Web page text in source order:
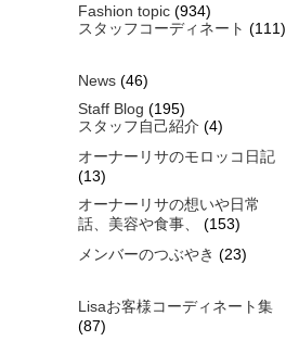
Fashion topic (934)
スタッフコーディネート (111)
News (46)
Staff Blog (195)
スタッフ自己紹介 (4)
オーナーリサのモロッコ日記
(13)
オーナーリサの想いや日常
話、美容や食事、
(153)
メンバーのつぶやき (23)
Lisaお客様コーディネート集
(87)